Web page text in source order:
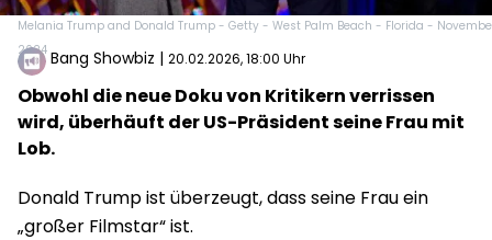
Melania Trump and Donald Trump - Getty - West Palm Beach - Florida -
2024 Bang Showbiz | 20.02.2026, 18:00 Uhr
Obwohl die neue Doku von Kritikern verrissen
wird, überhäuft der US-Präsident seine Frau mit
Lob.
Donald Trump ist überzeugt, dass seine Frau ein
„großer Filmstar“ ist.